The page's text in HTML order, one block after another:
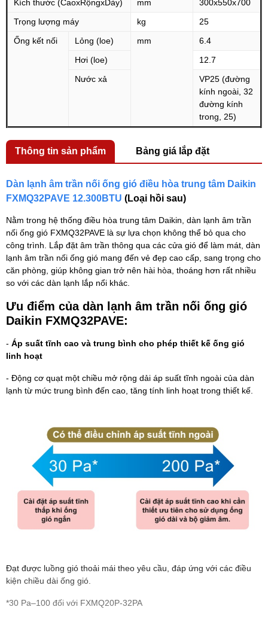
Kích thước (CaoxRộngxDày) mm
300x550x700
Trọng lượng máy
kg
25
Ống kết nối
Lỏng (loe) mm
6.4
Hơi (loe)
12.7
Nước xả
VP25 (đường
kính ngoài, 32
đường kính
trong, 25)
Thông tin sản phẩm Bảng giá lắp đặt
Dàn lạnh âm trần nối ống gió điều hòa trung tâm Daikin
FXMQ32PAVE 12.300BTU (Loại hồi sau)
Nằm trong hệ thống điều hòa trung tâm Daikin, dàn lạnh âm trần
nối ống gió FXMQ32PAVE là sự lựa chọn không thể bỏ qua cho
công trình. Lắp đặt âm trần thông qua các cửa gió để làm mát, dàn
lạnh âm trần nối ống gió mang đến vẻ đẹp cao cấp, sang trọng cho
căn phòng, giúp không gian trở nên hài hòa, thoáng hơn rất nhiều
so với các dàn lạnh lắp nổi khác.
Ưu điểm của dàn lạnh âm trần nối ống gió
Daikin FXMQ32PAVE:
- Áp suất tĩnh cao và trung bình cho phép thiết kế ống gió
linh hoạt
- Động cơ quạt một chiều mở rộng dải áp suất tĩnh ngoài của dàn
lạnh từ mức trung bình đến cao, tăng tính linh hoạt trong thiết kế.
Đạt được luồng gió thoải mái theo yêu cầu, đáp ứng với các điều
kiện chiều dài ống gió.
*30 Pa–100 đối với FXMQ20P-32PA